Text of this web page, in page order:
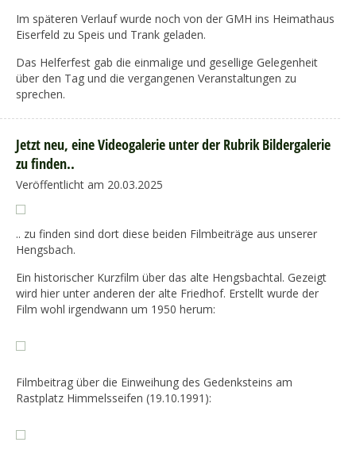
Im späteren Verlauf wurde noch von der GMH ins Heimathaus
Eiserfeld zu Speis und Trank geladen.
Das Helferfest gab die einmalige und gesellige Gelegenheit
über den Tag und die vergangenen Veranstaltungen zu
sprechen.
Jetzt neu, eine Videogalerie unter der Rubrik Bildergalerie
zu finden..
Veröffentlicht am 20.03.2025
.. zu finden sind dort diese beiden Filmbeiträge aus unserer
Hengsbach.
Ein historischer Kurzfilm über das alte Hengsbachtal. Gezeigt
wird hier unter anderen der alte Friedhof. Erstellt wurde der
Film wohl irgendwann um 1950 herum:
Filmbeitrag über die Einweihung des Gedenksteins am
Rastplatz Himmelsseifen (19.10.1991):